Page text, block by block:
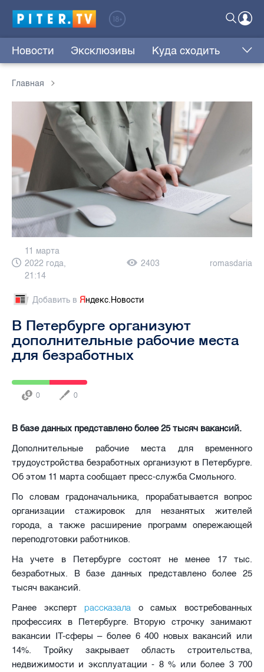
Новости Эксклюзивы Куда сходить
Главная
11 марта
2022 года,
21:14
2403 romasdaria
Добавить в Яндекс.Новости
В Петербурге организуют
дополнительные рабочие места
для безработных
0 0
В базе данных представлено более 25 тысяч вакансий.
Дополнительные рабочие места для временного
трудоустройства безработных организуют в Петербурге.
Об этом 11 марта сообщает пресс-служба Смольного.
По словам градоначальника, прорабатывается вопрос
организации стажировок для незанятых жителей
города, а также расширение программ опережающей
переподготовки работников.
На учете в Петербурге состоят не менее 17 тыс.
безработных. В базе данных представлено более 25
тысяч вакансий.
Ранее экспертрассказала о самых востребованных
профессиях в Петербурге. Вторую строчку занимают
вакансии IT-сферы – более 6 400 новых вакансий или
14%. Тройку закрывает область строительства,
недвижимости и эксплуатации - 8 % или более 3 700